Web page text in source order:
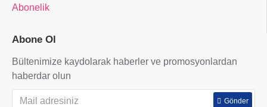
Abonelik
Abone Ol
Bültenimize kaydolarak haberler ve promosyonlardan
haberdar olun
Gönder